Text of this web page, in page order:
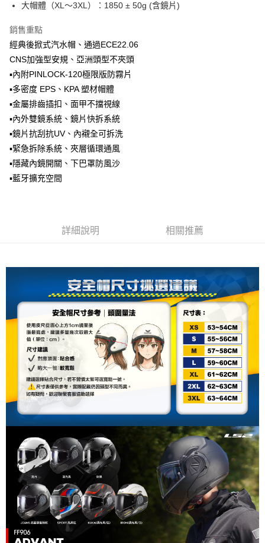
台新國際商業銀行
中國信託商業銀行
Google Pay
全盈+PAY
大哥付你分期
相關說明
【大哥付你分期使用說明】
1.本服務由台灣大哥大提供，台灣大哥大用戶可立即使用無須另外申請。
2.付款方式選擇「大哥付你分期」，訂單成立後會自動跳轉到大哥付的交易
流程，驗證手機門號後，選擇欲分期的期數、繳款截止日，確認付款後即完
成交易。
3.實際核准額度、可分期數及費用金額請依後續交易確認頁面所載為準。
消。如遇「轉專審核」未通過狀況，表示未達大哥付你分期系統評分，恕無
法說明評估內容。
【繳款方式說明】
1.分期款項不併入電信帳單，「大哥付你分期」於每月結算日後寄送繳費提
2.基於同意付款使用「大哥付你分期」之契約關係目的，商店將以您的個人
資料（包含姓名、電話或地址）提供予台灣大哥大進項蒐集、處理及利用，
由本公司與您本人進行分期帳單所需資料之確認、核對及更正。
3.完整用戶服務條款，請詳閱以下連結：
https://oppay.tw/userRule
AFTEE先享後付
相關說明
【關於「AFTEE先享後付」】
AFTEE先享後付是「在收到商品之後才付款」的支付方式。 讓您購物簡單
便利好安心！
１．簡單：不需註冊會員、不需綁卡、不需儲值。
２．便利：只要手機號碼，簡訊認證，即可結帳。
３．安心：先確認商品／服務後，再付款。
３．收到繳費通知簡訊後14天內，點擊此簡訊中的連結，可透過四大超商／
※ 交易是否成功請以「AFTEE先享後付 」之結帳頁面顯示為準，若有關於
是否繳費成功／繳費後需取消欲退款等相關疑問，請聯繫「AFTEE先享後付
客戶支援中心」
https://netprotections.freshdesk.com/support/home
【注意事項】
１．透過由恩沛科技股份有限公司提供之「AFTEE先享後付」服務完成之交
易，需依本服務之必要範圍內提供個人資料，並將交易相關給付款項請求債
權轉讓予恩沛科技股份有限公司。
２．關於個人資料處理事宜，請瀏覽以下網址：
https://aftee.tw/terms/#terms3
３．未成年的使用者請事先徵得法定代理人或監護人之同意方可使用
「AFTEE先享後付」，若未經同意申辦者引起之損失，本公司不負相關責
任。
４．使用「AFTEE先享後付」時，將依據個別帳號之用戶狀況，依本公司即
時審查核予不同之上限額度；若仍有額度不足之情形，本公司將視審查結果
請求用戶進行身份認證。
５．嚴禁一人註冊多個帳號或使用他人資訊註冊。若發現惡意使用之情形，
恩沛科技股份有限公司將有權停止該用戶之使用額度並採取法律行動。
ATM付款
運送方式
全家取貨付款
每筆NT$80，滿NT$1,999(含以上)免運費
每筆NT$80，滿NT$1,999(含以上)免運費
宅配
每筆NT$80，滿NT$1,999(含以上)免運費
大帽體（XL～3XL）：1850 ± 50g (含鏡片)
銷售重點
經典後掀式汽水帽、通過ECE22.06
CNS加強型安規、亞洲頭型不夾頭
▪內附PINLOCK-120極限版防霧片
▪多密度 EPS、KPA 塑材帽體
▪金屬排齒插扣、面甲不擋視線
▪內外雙鏡系統、鏡片快拆系統
▪鏡片抗刮抗UV、內襯全可拆洗
▪緊急拆除系統、夾層循環通風
▪隱藏內鏡開關、下巴罩防風沙
▪藍牙擴充空間
詳細說明 相關推薦